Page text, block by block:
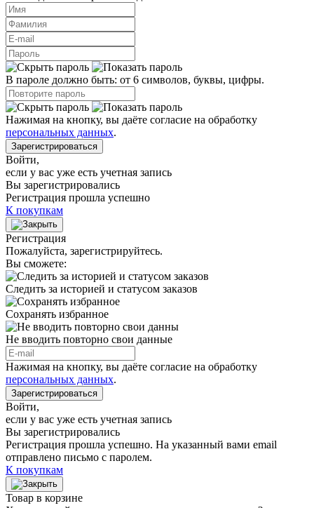
В пароле должно быть: от 6 символов, буквы, цифры.
Нажимая на кнопку, вы даёте согласие на обработку
персональных данных.
Зарегистрироваться
Войти,
если у вас уже есть учетная запись
Вы зарегистрировались
Регистрация прошла успешно
К покупкам
Регистрация
Пожалуйста, зарегистрируйтесь.
Вы сможете:
Следить за историей и статусом заказов
Сохранять избранное
Не вводить повторно свои данные
Нажимая на кнопку, вы даёте согласие на обработку
персональных данных.
Зарегистрироваться
Войти,
если у вас уже есть учетная запись
Вы зарегистрировались
Регистрация прошла успешно. На указанный вами email
отправлено письмо с паролем.
К покупкам
Товар в корзине